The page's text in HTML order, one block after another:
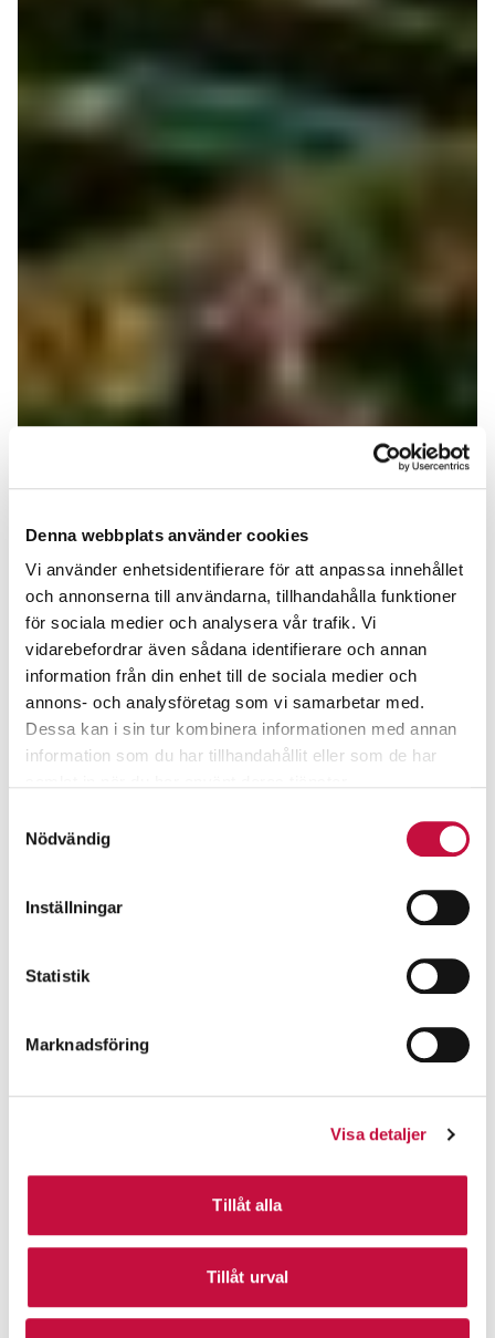
Denna webbplats använder cookies
Vi använder enhetsidentifierare för att anpassa innehållet
och annonserna till användarna, tillhandahålla funktioner
för sociala medier och analysera vår trafik. Vi
vidarebefordrar även sådana identifierare och annan
information från din enhet till de sociala medier och
annons- och analysföretag som vi samarbetar med.
Dessa kan i sin tur kombinera informationen med annan
information som du har tillhandahållit eller som de har
Nödvändig
Inställningar
Statistik
Marknadsföring
Visa detaljer
Tillåt alla
Tillåt urval